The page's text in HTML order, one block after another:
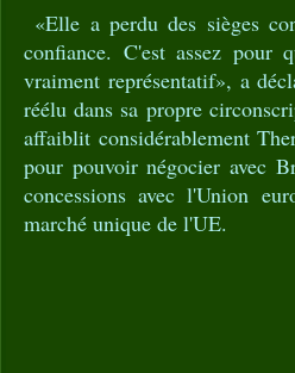
«Elle a perdu des sièges
confiance. C'est assez pour
vraiment représentatif», a
réélu dans sa propre
affaiblit considérablement
pour pouvoir négocier avec
concessions avec l'Union
marché unique de l'UE.